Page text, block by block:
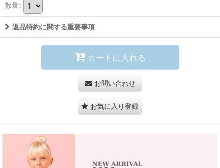
数量:
返品特約に関する重要事項
カートに入れる
お問い合わせ
お気に入り登録